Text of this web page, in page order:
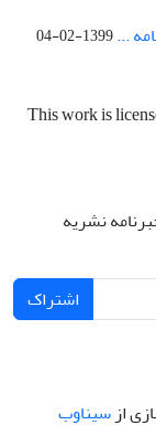
...
1399-02-04
This work is
نشریه
اشتراک
ازسیناوب